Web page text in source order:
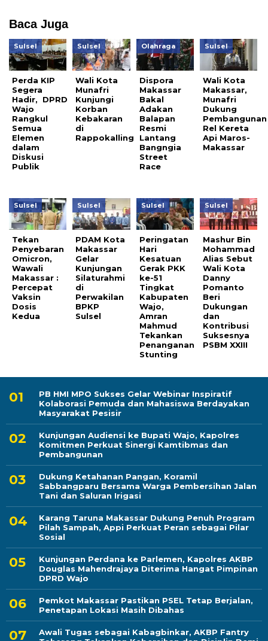
Baca Juga
Sulsel
Perda KIP
Segera
Hadir, DPRD
Wajo
Rangkul
Semua
Elemen
dalam
Diskusi
Publik
Sulsel
Wali Kota
Munafri
Kunjungi
Korban
Kebakaran
di
Rappokalling
Olahraga
Dispora
Makassar
Bakal
Adakan
Balapan
Resmi
Lantang
Bangngia
Street
Race
Sulsel
Wali Kota
Makassar,
Munafri
Dukung
Pembangunan
Rel Kereta
Api Maros-
Makassar
Sulsel
Tekan
Penyebaran
Omicron,
Wawali
Makassar :
Percepat
Vaksin
Dosis
Kedua
Sulsel
PDAM Kota
Makassar
Gelar
Kunjungan
Silaturahmi
di
Perwakilan
BPKP
Sulsel
Sulsel
Peringatan
Hari
Kesatuan
Gerak PKK
ke-51
Tingkat
Kabupaten
Wajo,
Amran
Mahmud
Tekankan
Penanganan
Stunting
Sulsel
Mashur Bin
Mohammad
Alias Sebut
Wali Kota
Danny
Pomanto
Beri
Dukungan
dan
Kontribusi
Suksesnya
PSBM XXIII
PB HMI MPO Sukses Gelar Webinar Inspiratif
Kolaborasi Pemuda dan Mahasiswa Berdayakan
Masyarakat Pesisir
Kunjungan Audiensi ke Bupati Wajo, Kapolres
Komitmen Perkuat Sinergi Kamtibmas dan
Pembangunan
Dukung Ketahanan Pangan, Koramil
Sabbangparu Bersama Warga Pembersihan Jalan
Tani dan Saluran Irigasi
Karang Taruna Makassar Dukung Penuh Program
Pilah Sampah, Appi Perkuat Peran sebagai Pilar
Sosial
Kunjungan Perdana ke Parlemen, Kapolres AKBP
Douglas Mahendrajaya Diterima Hangat Pimpinan
DPRD Wajo
Pemkot Makassar Pastikan PSEL Tetap Berjalan,
Penetapan Lokasi Masih Dibahas
Awali Tugas sebagai Kabagbinkar, AKBP Fantry